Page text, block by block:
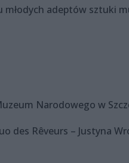
adeptów sztuki
Narodowego w
des Rêveurs – Justyna